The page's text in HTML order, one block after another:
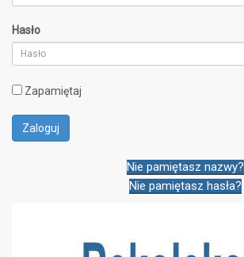
Hasło
Zapamiętaj
Nie pamiętasz nazwy?
Nie pamiętasz hasła?